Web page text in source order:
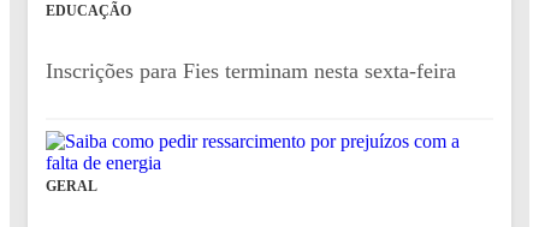
EDUCAÇÃO
Inscrições para Fies terminam nesta sexta-feira
GERAL